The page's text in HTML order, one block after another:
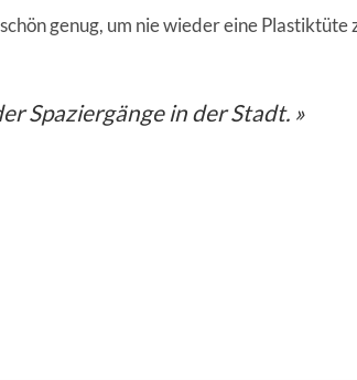
genug, um nie wieder eine Plastiktüte
Spaziergänge in der Stadt. »